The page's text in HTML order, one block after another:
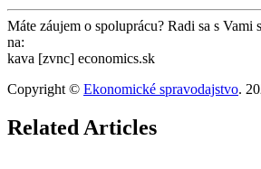
Máte záujem o spoluprácu? Radi sa s Vami
na:
kava [zvnc] economics.sk
Copyright © Ekonomické spravodajstvo.
Related Articles